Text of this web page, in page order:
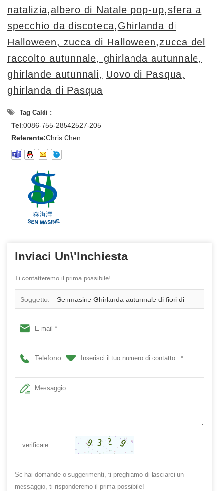
natalizia,albero di Natale pop-up,sfera a
specchio da discoteca,Ghirlanda di
Halloween, zucca di Halloween,zucca del
raccolto autunnale, ghirlanda autunnale,
ghirlande autunnali, Uovo di Pasqua,
ghirlanda di Pasqua
Tag Caldi :
Tel:0086-755-28542527-205
Referente:Chris Chen
Inviaci Un\'inchiesta
Ti contatteremo il prima possibile!
Soggetto: Senmasine Ghirlanda autunnale di fiori di
papavero artificiale da 24 pollici per la decorazione del
raccolto autunnale appesa alla porta d'ingresso
Telefono
Se hai domande o suggerimenti, ti preghiamo di lasciarci un
messaggio, ti risponderemo il prima possibile!